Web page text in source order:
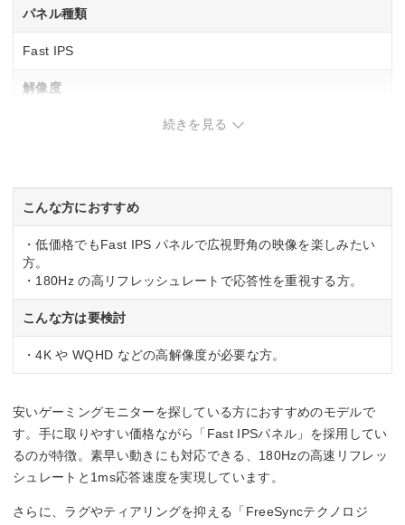
パネル種類
Fast IPS
解像度
180 Hz
応答速度
1ms(GtoG)
入力端子
HDMI2.0x1
DisplayPort1.4×1
続きを見る
こんな方におすすめ
・低価格でもFast IPS パネルで広視野角の映像を楽しみたい
方。
・180Hz の高リフレッシュレートで応答性を重視する方。
こんな方は要検討
・4K や WQHD などの高解像度が必要な方。
安いゲーミングモニターを探している方におすすめのモデルで
す。手に取りやすい価格ながら「Fast IPSパネル」を採用してい
るのが特徴。素早い動きにも対応できる、180Hzの高速リフレッ
シュレートと1ms応答速度を実現しています。
さらに、ラグやティアリングを抑える「FreeSyncテクノロジ